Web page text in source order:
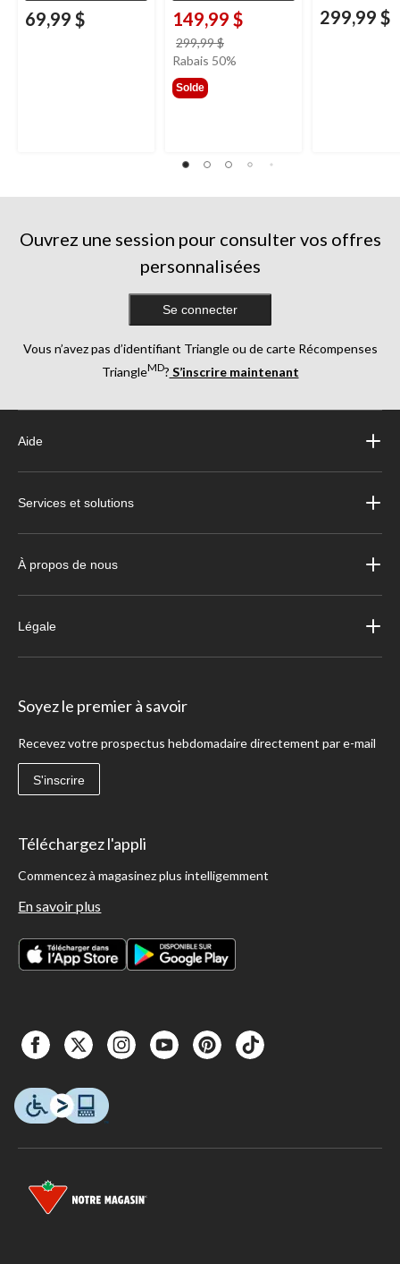
69,99 $ 149,99 $
299,99 $
était
Rabais 50%
Solde
299,99 $
Ouvrez une session pour consulter vos offres
personnalisées
Se connecter
Vous n’avez pas d’identifiant Triangle ou de carte Récompenses
TriangleMD? S’inscrire maintenant
Aide
Services et solutions
À propos de nous
Légale
Soyez le premier à savoir
Recevez votre prospectus hebdomadaire directement par e-mail
S'inscrire
Téléchargez l'appli
Commencez à magasinez plus intelligemment
En savoir plus